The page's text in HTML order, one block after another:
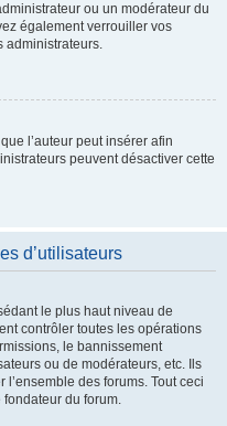
ou un modérateur du
également verrouiller vos
administrateurs.
l’auteur peut insérer afin
peuvent désactiver cette
d’utilisateurs
le plus haut niveau de
contrôler toutes les opérations
le bannissement
ou de modérateurs, etc. Ils
des forums. Tout ceci
du forum.